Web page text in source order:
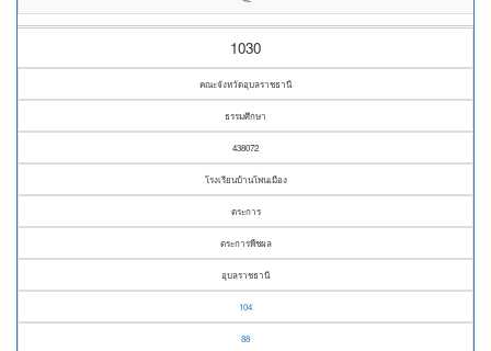
1030
คณะจังหวัดอุบลราชธานี
ธรรมศึกษา
438072
โรงเรียนบ้านโพนเมือง
ตระการ
ตระการพืชผล
อุบลราชธานี
104
88